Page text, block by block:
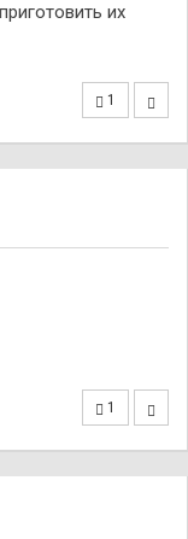
их
1
1